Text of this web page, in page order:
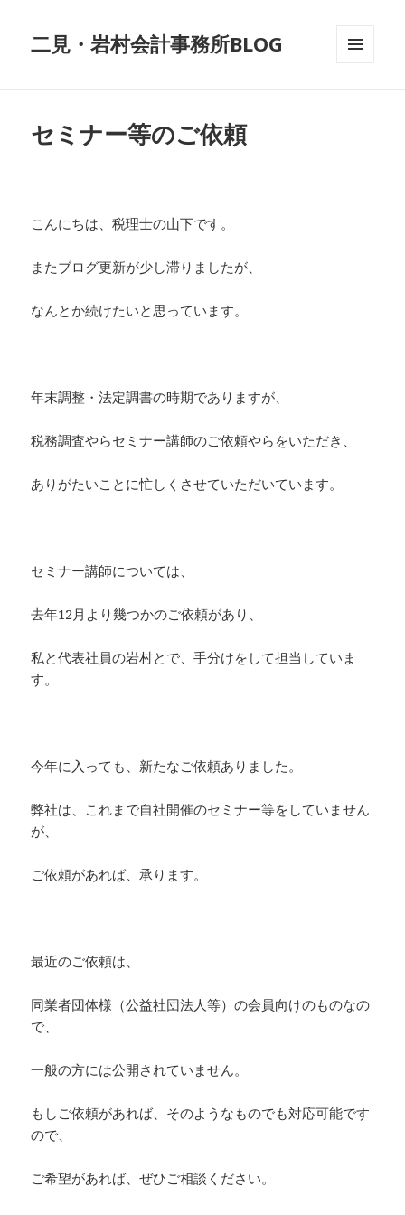
二見・岩村会計事務所BLOG
セミナー等のご依頼
こんにちは、税理士の山下です。
またブログ更新が少し滞りましたが、
なんとか続けたいと思っています。
年末調整・法定調書の時期でありますが、
税務調査やらセミナー講師のご依頼やらをいただき、
ありがたいことに忙しくさせていただいています。
セミナー講師については、
去年12月より幾つかのご依頼があり、
私と代表社員の岩村とで、手分けをして担当していま
す。
今年に入っても、新たなご依頼ありました。
弊社は、これまで自社開催のセミナー等をしていません
が、
ご依頼があれば、承ります。
最近のご依頼は、
同業者団体様（公益社団法人等）の会員向けのものなの
で、
一般の方には公開されていません。
もしご依頼があれば、そのようなものでも対応可能です
ので、
ご希望があれば、ぜひご相談ください。